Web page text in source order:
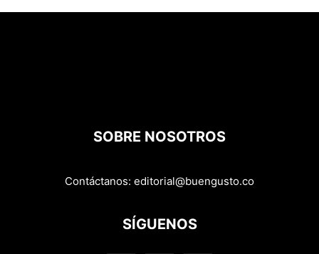
SOBRE NOSOTROS
Contáctanos: editorial@buengusto.co
SÍGUENOS